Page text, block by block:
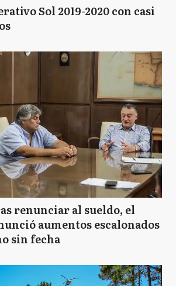
Sol 2019-2020 con casi
renunciar al sueldo, el
aumentos escalonados
sin fecha